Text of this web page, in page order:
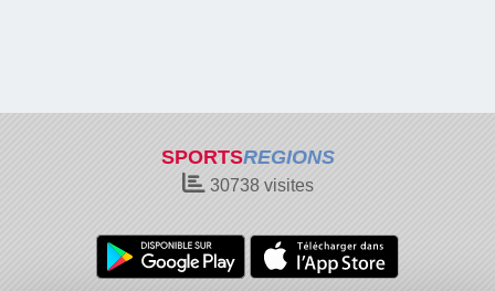
SPORTSREGIONS
30738visites